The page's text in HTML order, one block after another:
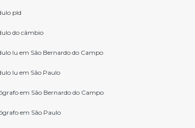
pld
do câmbio
lu em São Bernardo do Campo
lu em São Paulo
em São Bernardo do Campo
em São Paulo